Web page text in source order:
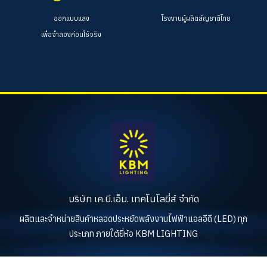
ออกแบบแสง
เพื่อจำลองก่อนใช้จริง
โรงงานผู้ผลิตสัญชาติไทย
บริษัท เค.บี.เอ็ม. เทคโนโลยี่ส์ จำกัด
ผลิตและจำหน่ายสินค้าหลอดประหยัดพลังงานไฟฟ้าแอลอีดี (LED) ทุก
ประเภท ภายใต้ยี่ห้อ KBM LIGHTING